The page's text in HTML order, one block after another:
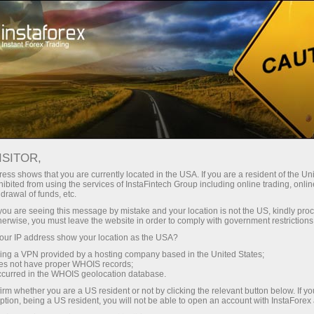
For Traders Forex Analytics
InstaForex TV
Phỏng vấn
Phỏng vấn
Renowned sportsmen and actors tell their
success stories, famed analysts and
acknowledged experts of the world of finance
discourse upon the niceties and pitfalls of the
currency trading, while traders share their
working experience with InstaForex. The Video
interview section is your chance to be engaged
shows that you are currently located in the USA. If you are a resident of the
from using the services of InstaFintech Group including online trading,
of funds, etc.
are seeing this message by mistake and your location is not the US, kindly
you must leave the website in order to comply with government
IP address show your location as the USA?
a VPN provided by a hosting company based in the United States;
not have proper WHOIS records;
in the WHOIS geolocation database.
whether you are a US resident or not by clicking the relevant button below. If
being a US resident, you will not be able to open an account with InstaForex